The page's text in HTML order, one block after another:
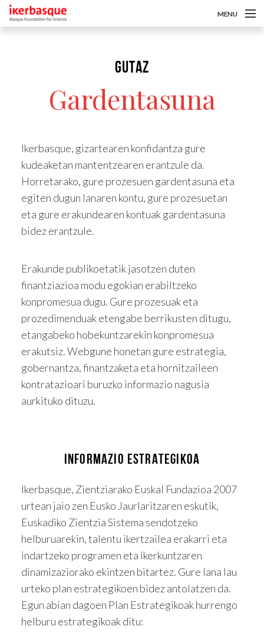
MENU
Ikertzaileak
Intranet
GUTAZ
Gardentasuna
Ikerbasque, gizartearen konfidantza gure
kudeaketan mantentzearen erantzule da.
Horretarako, gure prozesuen gardentasuna eta
egiten dugun lanaren kontu, gure prozesuetan
eta gure erakundearen kontuak gardentasuna
bidez erantzule.
Erakunde publikoetatik jasotzen duten
finantziazioa modu egokian erabiltzeko
konpromesua dugu. Gure prozesuak eta
prozedimenduak etengabe berrikusten ditugu,
etangabeko hobekuntzarekin konpromesua
erakutsiz. Webgune honetan gure estrategia,
gobernantza, finantzaketa eta hornitzaileen
kontratazioari buruzko informazio nagusia
aurkituko dituzu.
INFORMAZIO ESTRATEGIKOA
Ikerbasque, Zientziarako Euskal Fundazioa 2007
urtean jaio zen Eusko Jaurlaritzaren eskutik,
Euskadiko Zientzia Sistema sendotzeko
helburuarekin, talentu ikertzailea erakarri eta
indartzeko programen eta ikerkuntzaren
dinamizaziorako ekintzen bitartez. Gure lana lau
urteko plan estrategikoen bidez antolatzen da.
Egun abian dagoen Plan Estrategikoak hurrengo
helburu estrategikoak ditu: